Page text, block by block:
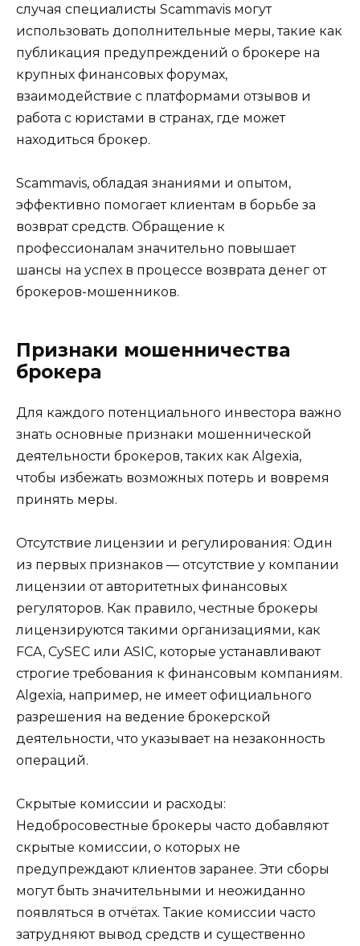
случая специалисты Scammavis могут
использовать дополнительные меры, такие как
публикация предупреждений о брокере на
крупных финансовых форумах,
взаимодействие с платформами отзывов и
работа с юристами в странах, где может
находиться брокер.
Scammavis, обладая знаниями и опытом,
эффективно помогает клиентам в борьбе за
возврат средств. Обращение к
профессионалам значительно повышает
шансы на успех в процессе возврата денег от
брокеров-мошенников.
Признаки мошенничества
брокера
Для каждого потенциального инвестора важно
знать основные признаки мошеннической
деятельности брокеров, таких как Algexia,
чтобы избежать возможных потерь и вовремя
принять меры.
Отсутствие лицензии и регулирования: Один
из первых признаков — отсутствие у компании
лицензии от авторитетных финансовых
регуляторов. Как правило, честные брокеры
лицензируются такими организациями, как
FCA, CySEC или ASIC, которые устанавливают
строгие требования к финансовым компаниям.
Algexia, например, не имеет официального
разрешения на ведение брокерской
деятельности, что указывает на незаконность
операций.
Скрытые комиссии и расходы:
Недобросовестные брокеры часто добавляют
скрытые комиссии, о которых не
предупреждают клиентов заранее. Эти сборы
могут быть значительными и неожиданно
появляться в отчётах. Такие комиссии часто
затрудняют вывод средств и существенно